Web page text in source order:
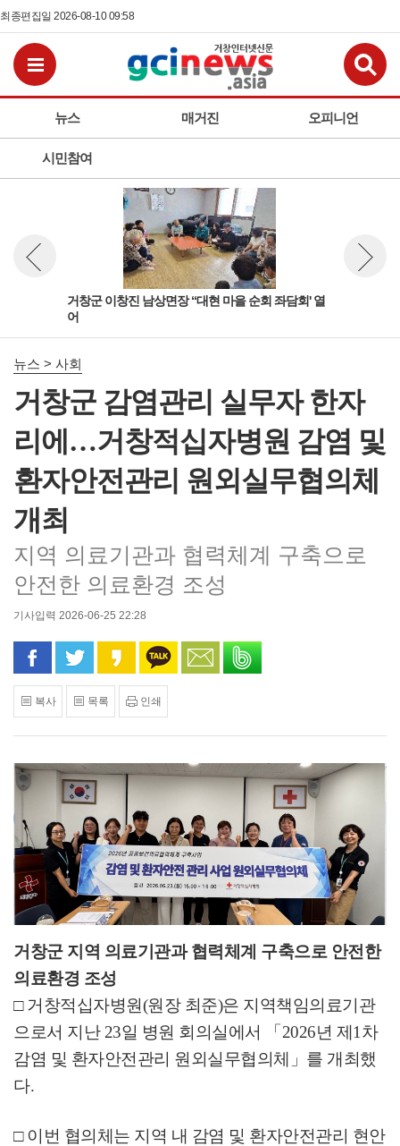
최종편집일 2026-08-10 09:58
뉴스 매거진 오피니언
시민참여
거창군 이창진 남상면장 “대현 마을 순회 좌담회' 열
어
뉴스 이전보기
뉴스 > 사회
거창군 감염관리 실무자 한자
리에…거창적십자병원 감염 및
환자안전관리 원외실무협의체
개최
지역 의료기관과 협력체계 구축으로
안전한 의료환경 조성
기사입력 2026-06-25 22:28
페이스북으로 공유
트위터로 공유카카오 스토리로 공유
카카오톡으로 공유
문자로 공유
복사 목록 인쇄
거창군 지역 의료기관과 협력체계 구축으로 안전한
의료환경 조성
□거창적십자병원(원장 최준)은 지역책임의료기관
으로서 지난 23일 병원 회의실에서 「2026년 제1 차
감염 및 환자안전관리 원외실무협의체 」 를 개최했
다.
□ 이번 협의체는 지역 내 감염 및 환자안전관리 현안